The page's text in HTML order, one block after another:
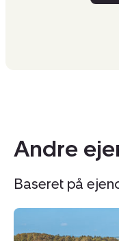
Andre
Baseret på
Hornumvej